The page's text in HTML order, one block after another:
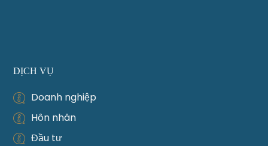
DỊCH VỤ
Doanh nghiệp
Hôn nhân
Đầu tư